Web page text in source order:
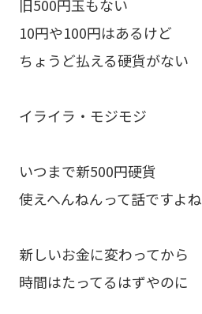
旧500円玉もない
10円や100円はあるけど
ちょうど払える硬貨がない
イライラ・モジモジ
いつまで新500円硬貨
使えへんねんって話ですよね
新しいお金に変わってから
時間はたってるはずやのに